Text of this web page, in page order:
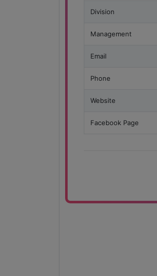
Division
Management
Email
Phone
Website
Facebook Page